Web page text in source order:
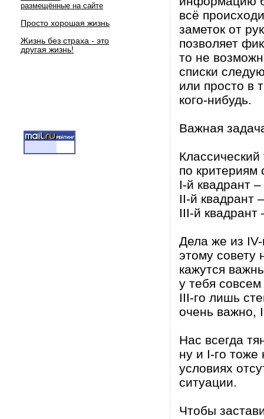
размещённые на сайте
Просто хорошая жизнь
Жизнь без страха - это
другая жизнь!
всё
заметок от
позволяет
то не
списки
или просто в
кого-нибудь.
Важная
по критериям
I-й квадрант
II-й квадрант
III-й
Дела же из
этому совету
кажутся
у тебя совсем
III-го лишь
очень важно,
Нас всегда
ну и I-го
условиях
ситуации.
Чтобы